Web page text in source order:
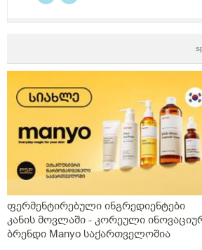
დანიშნულება და ახალმა ექიმმა
გამათხელებელი,პოტრომბინი
რიგში რაც არ გაგვისინჯია ამ ხნის
ზღვარზე ქონდა ისე რომ
საყურადღებოა თორემ მერე
გახდებაო,და ისედაც
გვნახულობდა ის ძველი
სანთელი ოცი დღე ძილის
საღამოს,კურანტილი სისხლის
აქვს თავის ტკივილები,სხვა ჩვენება
გვგონია დ ვიტამია გამოიწვიაო
ქონდა,ვაგოსტაბილი თავის
გვირჩევთ?როგორც გვითხარით
ყველაფერი და ხალხს შეხება აქვთ
ფერმენტირებული ინგრედიენტები
კანის მოვლაში - კორეული
ბრენდი Manyo საქართველოშია